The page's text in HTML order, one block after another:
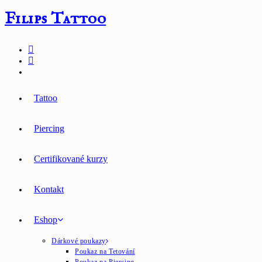
Přejít
k
Filips Tattoo
Tattoo
Piercing
Certifikované kurzy
Kontakt
Eshop
Dárkové poukazy
Poukaz na Tetování